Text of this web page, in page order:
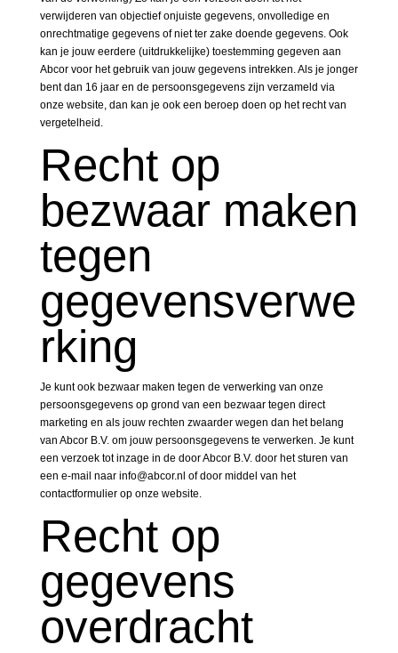
verwijderen van objectief onjuiste gegevens, onvolledige en
onrechtmatige gegevens of niet ter zake doende gegevens. Ook
kan je jouw eerdere (uitdrukkelijke) toestemming gegeven aan
Abcor voor het gebruik van jouw gegevens intrekken. Als je jonger
bent dan 16 jaar en de persoonsgegevens zijn verzameld via
onze website, dan kan je ook een beroep doen op het recht van
vergetelheid.
Recht op
bezwaar maken
tegen
gegevensverwe
rking
Je kunt ook bezwaar maken tegen de verwerking van onze
persoonsgegevens op grond van een bezwaar tegen direct
marketing en als jouw rechten zwaarder wegen dan het belang
van Abcor B.V. om jouw persoonsgegevens te verwerken. Je kunt
een verzoek tot inzage in de door Abcor B.V. door het sturen van
een e-mail naar info@abcor.nl of door middel van het
contactformulier op onze website.
Recht op
gegevens
overdracht